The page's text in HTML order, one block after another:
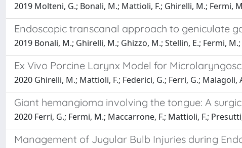
2019 Molteni, G.; Bonali, M.; Mattioli, F.; Ghirelli, M.; Fermi,
Endoscopic transcanal approach to geniculate
2019 Bonali, M.; Ghirelli, M.; Ghizzo, M.; Stellin, E.; Fermi,
Ex Vivo Porcine Larynx Model for
2020 Ghirelli, M.; Mattioli, F.; Federici, G.; Ferri, G.; Malagoli,
Giant hemangioma involving the tongue: A
2020 Ferri, G.; Fermi, M.; Maccarrone, F.; Mattioli, F.;
Management of Jugular Bulb Injuries during